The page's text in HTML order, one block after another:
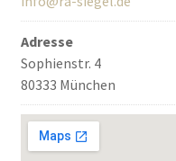
Adresse
Sophienstr. 4
80333 München